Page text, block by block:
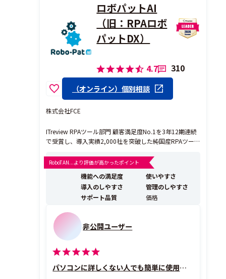
ロボパットAI
（旧：RPAロボ
パットDX）
4.7 310
（オンライン）個別相談
株式会社FCE
ITreview RPAツール部門 顧客満足度No.1を3年12期連続
で受賞し、導入実績2,000社を突破した純国産RPAツー
要で、現場の事務職が自らロボットを作成し、日々の業
務効率化を実現できる直感的な操作性が特徴です。 他社
ツールと比較した際の最大の強みは...
RoboTAN...より評価が高かったポイント
機能への満足度
使いやすさ
導入のしやすさ
管理のしやすさ
サポート品質
価格
非公開ユーザー
パソコンに詳しくない人でも簡単に使用できます